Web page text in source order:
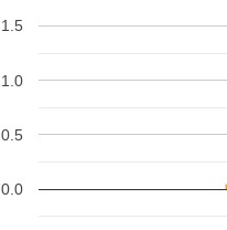
0.0
0.5
1.0
1.5